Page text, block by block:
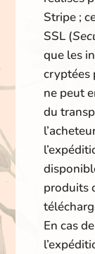
Stripe ;
SSL (
que les
cryptées
ne peut
du
produits
En cas